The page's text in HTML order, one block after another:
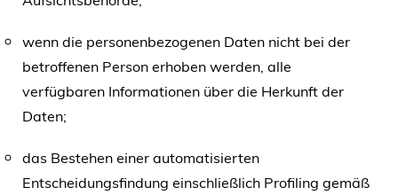
wenn die personenbezogenen Daten nicht bei der
betroffenen Person erhoben werden, alle
verfügbaren Informationen über die Herkunft der
Daten;
das Bestehen einer automatisierten
Entscheidungsfindung einschließlich Profiling gemäß